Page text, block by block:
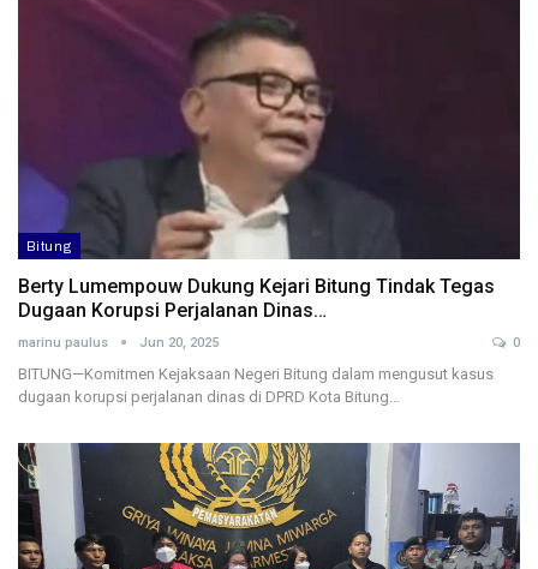
Bitung
Berty Lumempouw Dukung Kejari Bitung Tindak Tegas
Dugaan Korupsi Perjalanan Dinas…
marinu paulus Jun 20, 2025 0
BITUNG—Komitmen Kejaksaan Negeri Bitung dalam mengusut kasus
dugaan korupsi perjalanan dinas di DPRD Kota Bitung…